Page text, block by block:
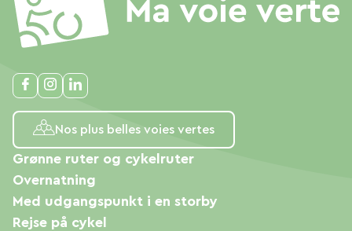
Nos plus belles voies vertes
Grønne ruter og cykelruter
Overnatning
Med udgangspunkt i en storby
Rejse på cykel